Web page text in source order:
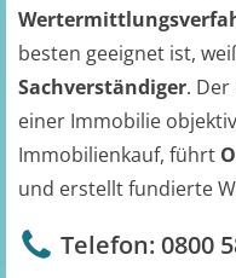
besten geeignet ist,
Sachverständiger.
einer Immobilie
Immobilienkauf, führt
und erstellt fundierte
Telefon: 0800